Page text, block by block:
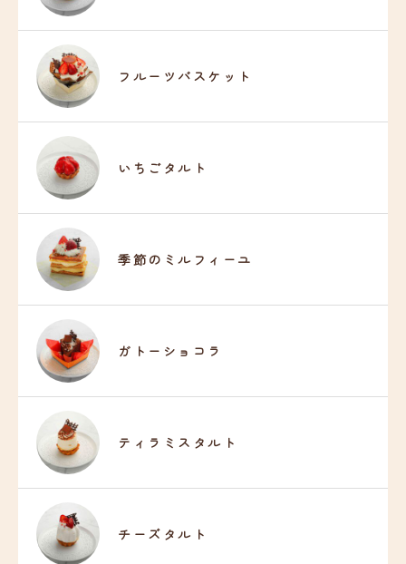
フルーツバスケット
いちごタルト
季節のミルフィーユ
ガトーショコラ
ティラミスタルト
チーズタルト